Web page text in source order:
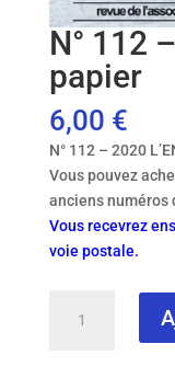
N° 112
papier
6,00 €
N° 112 – 2020
Vous pouvez
anciens numéros
Vous recevrez
voie postale.